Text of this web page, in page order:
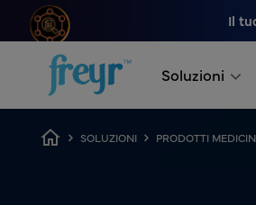
Salta al contenuto principale
Il
Soluzioni
Breadcrumb
SOLUZIONI PRODOTTI